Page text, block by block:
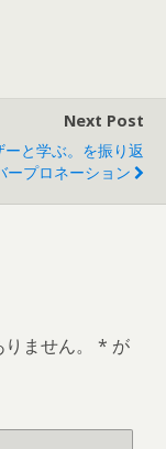
Next Post
ーと学ぶ。を振り返
プロネーション
ません。 * が